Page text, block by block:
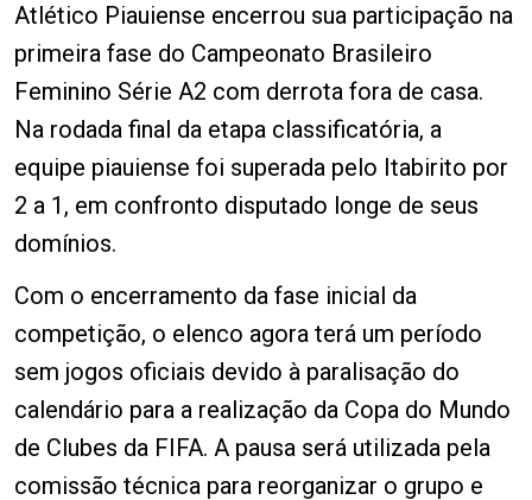
Atlético Piauiense encerrou sua participação na
primeira fase do Campeonato Brasileiro
Feminino Série A2 com derrota fora de casa.
Na rodada final da etapa classificatória, a
equipe piauiense foi superada pelo Itabirito por
2 a 1, em confronto disputado longe de seus
domínios.
Com o encerramento da fase inicial da
competição, o elenco agora terá um período
sem jogos oficiais devido à paralisação do
calendário para a realização da Copa do Mundo
de Clubes da FIFA. A pausa será utilizada pela
comissão técnica para reorganizar o grupo e